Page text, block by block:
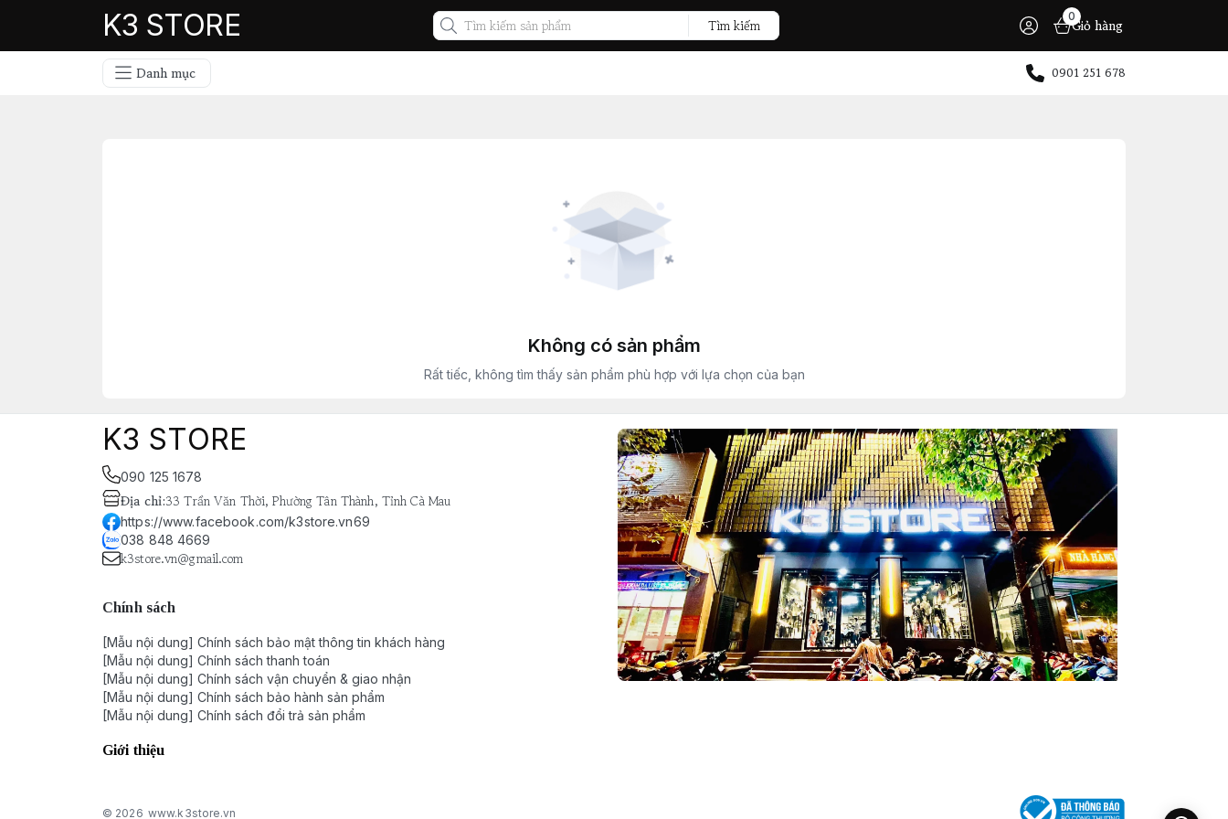
K3 STORE Tìm kiếm
0
Giỏ hàng
Danh mục 0901 251 678
Không có sản phẩm
Rất tiếc, không tìm thấy sản phẩm phù hợp với lựa chọn của bạn
K3 STORE
090 125 1678
Địa chỉ:33 Trần Văn Thời, Phường Tân Thành, Tỉnh Cà Mau
https://www.facebook.com/k3store.vn69
038 848 4669
k3store.vn@gmail.com
Chính sách
[Mẫu nội dung] Chính sách bảo mật thông tin khách hàng
[Mẫu nội dung] Chính sách thanh toán
[Mẫu nội dung] Chính sách vận chuyển & giao nhận
[Mẫu nội dung] Chính sách bảo hành sản phẩm
[Mẫu nội dung] Chính sách đổi trả sản phẩm
Giới thiệu
© 2026 www.k3store.vn